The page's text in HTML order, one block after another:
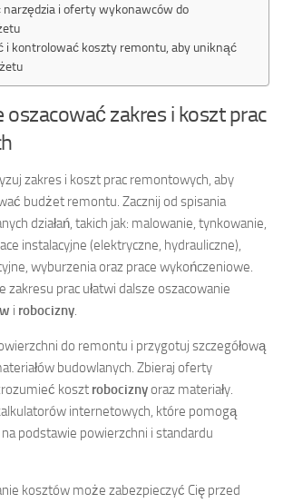
narzędzia i oferty wykonawców do
i kontrolować koszty remontu, aby uniknąć
oszacować zakres i koszt prac
zakres i koszt prac remontowych, aby
budżet remontu. Zacznij od spisania
działań, takich jak: malowanie, tynkowanie,
instalacyjne (elektryczne, hydrauliczne),
wyburzenia oraz prace wykończeniowe.
zakresu prac ułatwi dalsze oszacowanie
i robocizny
do remontu i przygotuj szczegółową
budowlanych. Zbieraj oferty
koszt robociznyoraz materiały.
internetowych, które pomogą
podstawie powierzchni i standardu
kosztów może zabezpieczyć Cię przed